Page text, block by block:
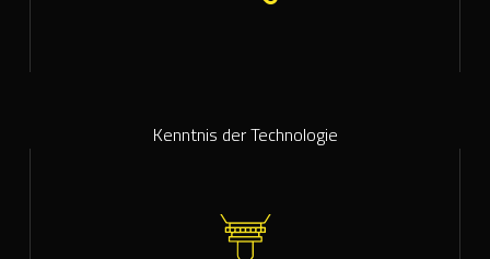
Kenntnis der Technologie